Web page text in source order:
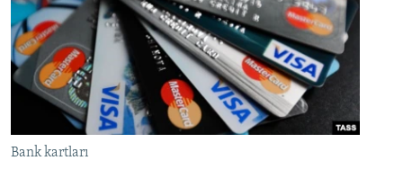
Bank kartları